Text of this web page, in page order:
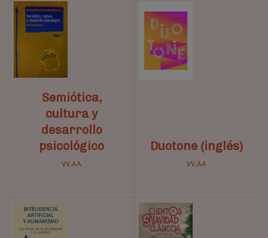
Semiótica,
cultura y
desarrollo
psicológico
VV,AA
Duotone (inglés)
VV,AA